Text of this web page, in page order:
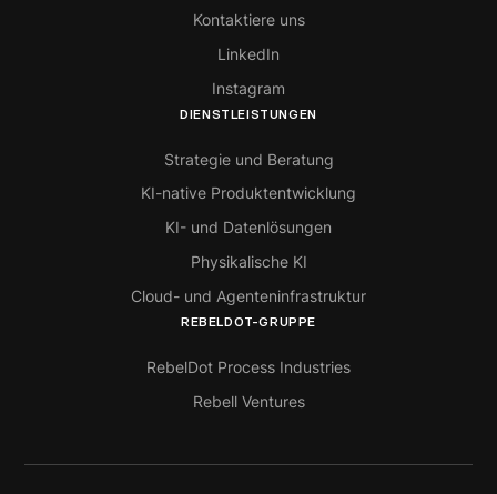
Kontaktiere uns
LinkedIn
Instagram
DIENSTLEISTUNGEN
Strategie und Beratung
KI-native Produktentwicklung
KI- und Datenlösungen
Physikalische KI
Cloud- und Agenteninfrastruktur
REBELDOT-GRUPPE
RebelDot Process Industries
Rebell Ventures